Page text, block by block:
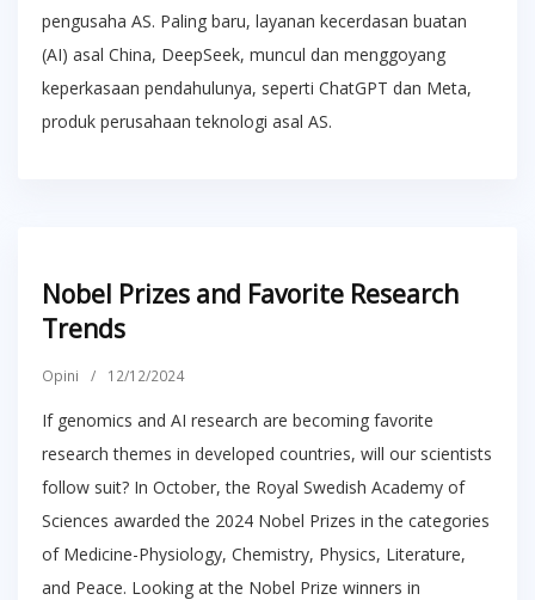
pengusaha AS. Paling baru, layanan kecerdasan buatan
(AI) asal China, DeepSeek, muncul dan menggoyang
keperkasaan pendahulunya, seperti ChatGPT dan Meta,
produk perusahaan teknologi asal AS.
Nobel Prizes and Favorite Research
Trends
Opini / 12/12/2024
If genomics and AI research are becoming favorite
research themes in developed countries, will our scientists
follow suit? In October, the Royal Swedish Academy of
Sciences awarded the 2024 Nobel Prizes in the categories
of Medicine-Physiology, Chemistry, Physics, Literature,
and Peace. Looking at the Nobel Prize winners in